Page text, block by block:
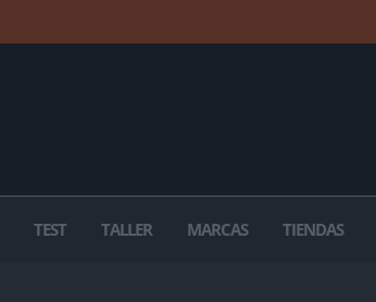
TEST TALLER MARCAS TIENDAS